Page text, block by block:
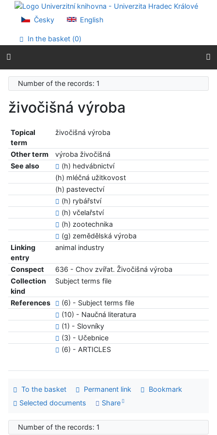
Go to content
Go to menu
Accessibility declaration
Česky English
In the basket (0)
Number of the records: 1
živočišná výroba
Topical
term
živočišná výroba
Other term
výroba živočišná
See also
(h) hedvábnictví
(h) mléčná užitkovost
(h) pastevectví
(h) rybářství
(h) včelařství
(h) zootechnika
(g) zemědělská výroba
Linking
entry
animal industry
Conspect
636 - Chov zvířat. Živočišná výroba
Collection
kind
Subject terms file
References
(6) - Subject terms file
(10) - Naučná literatura
(1) - Slovníky
(3) - Učebnice
(6) - ARTICLES
To the basket Permanent link
Bookmark
Selected documents
Share
Number of the records: 1